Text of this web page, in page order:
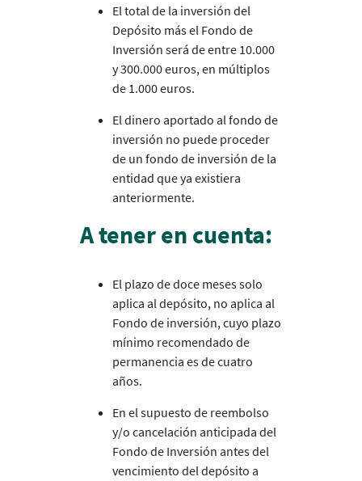
El total de la inversión del
Depósito más el Fondo de
Inversión será de entre 10.000
y 300.000 euros, en múltiplos
de 1.000 euros.
El dinero aportado al fondo de
inversión no puede proceder
de un fondo de inversión de la
entidad que ya existiera
anteriormente.
A tener en cuenta:
El plazo de doce meses solo
aplica al depósito, no aplica al
Fondo de inversión, cuyo plazo
mínimo recomendado de
permanencia es de cuatro
años.
En el supuesto de reembolso
y/o cancelación anticipada del
Fondo de Inversión antes del
vencimiento del depósito a